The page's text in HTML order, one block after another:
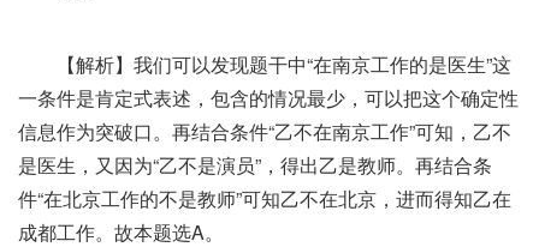
【解析】我们可以发现题干中“在南京工作的是医生”这
一条件是肯定式表述，包含的情况最少，可以把这个确定性
信息作为突破口。再结合条件“乙不在南京工作”可知，乙不
是医生，又因为“乙不是演员”，得出乙是教师。再结合条
件“在北京工作的不是教师”可知乙不在北京，进而得知乙在
成都工作。故本题选A。